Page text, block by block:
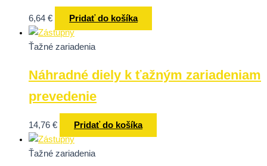
6,64 € Pridať do košíka
Ťažné zariadenia
Náhradné diely k ťažným zariadeniam
prevedenie
14,76 € Pridať do košíka
Ťažné zariadenia